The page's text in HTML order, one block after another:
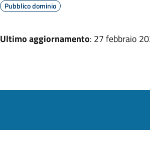
Pubblico dominio
Ultimo aggiornamento: 27 febbraio